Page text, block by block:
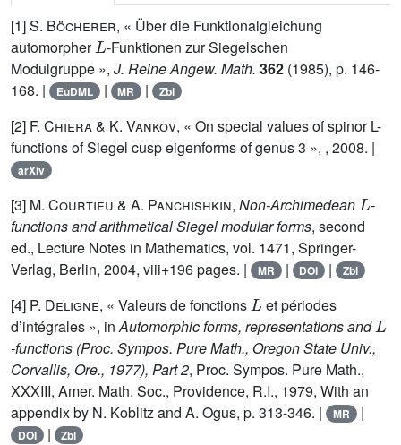
[1]S. Böcherer, « Über die Funktionalgleichung
automorpher
L
-Funktionen zur Siegelschen
Modulgruppe », J. Reine Angew. Math. 362 (1985), p. 146-
168. |
EuDML | MR | Zbl
[2] F. Chiera& K. Vankov, « On special values of spinor L-
functions of Siegel cusp eigenforms of genus 3 », , 2008. |
arXiv
[3] M. Courtieu & A. Panchishkin, Non-Archimedean
-
functions and arithmetical Siegel modular forms, second
ed., Lecture Notes in Mathematics, vol. 1471, Springer-
Verlag, Berlin, 2004, viii+196 pages. |
MR | DOI | Zbl
[4] P. Deligne, « Valeurs de fonctions
et périodes
d’intégrales », inAutomorphic forms, representations and
-functions (Proc. Sympos. Pure Math., Oregon State Univ.,
Corvallis, Ore., 1977), Part 2, Proc. Sympos. Pure Math.,
XXXIII, Amer. Math. Soc., Providence, R.I., 1979, With an
appendix by N. Koblitz and A. Ogus, p. 313-346. |
MR |
DOI | Zbl